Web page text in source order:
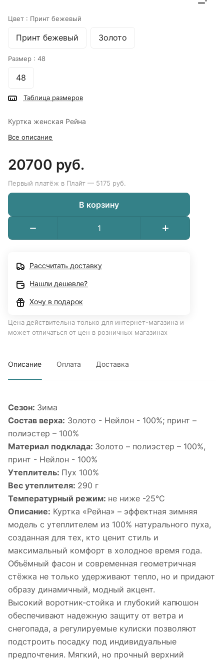
Цвет : Принт бежевый
Принт бежевый Золото
Размер : 48
48
Таблица размеров
Куртка женская Рейна
Все описание
20700 руб.
Первый платёж в Плайт — 5175 руб.
В корзину
Рассчитать доставку
Нашли дешевле?
Хочу в подарок
Цена действительна только для интернет-магазина и
может отличаться от цен в розничных магазинах
Описание Оплата Доставка
Сезон: Зима
Состав верха: Золото - Нейлон - 100%; принт –
полиэстер – 100%
Материал подклада: Золото – полиэстер – 100%,
принт - Нейлон - 100%
Утеплитель: Пух 100%
Вес утеплителя: 290 г
Температурный режим: не ниже -25°С
Описание: Куртка «Рейна» – эффектная зимняя
модель с утеплителем из 100% натурального пуха,
созданная для тех, кто ценит стиль и
максимальный комфорт в холодное время года.
Объёмный фасон и современная геометричная
стёжка не только удерживают тепло, но и придают
образу динамичный, модный акцент.
Высокий воротник-стойка и глубокий капюшон
обеспечивают надежную защиту от ветра и
снегопада, а регулируемые кулиски позволяют
подстроить посадку под индивидуальные
предпочтения. Мягкий, но прочный верхний